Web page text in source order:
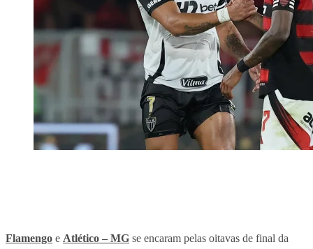
Flamengo e Atlético – MG se encaram pelas oitavas de final da